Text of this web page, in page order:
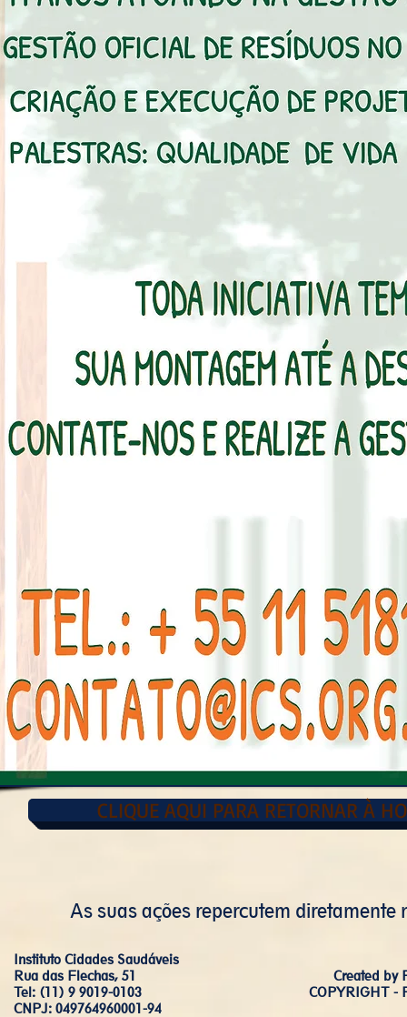
CLIQUE AQUI PARA RETORNAR À
As suas ações repercutem
Created
COPYRIGHT -
Instituto Cidades Saudáveis
Rua das Flechas, 51
Tel: (11) 9 9019-0103
CNPJ: 049764960001-94